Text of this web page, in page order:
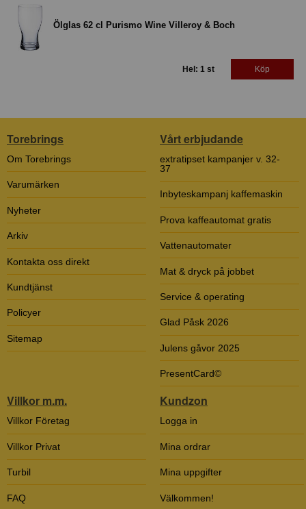
Ölglas 62 cl Purismo Wine Villeroy & Boch
Hel: 1 st Köp
Torebrings
Om Torebrings
Varumärken
Nyheter
Arkiv
Kontakta oss direkt
Kundtjänst
Policyer
Sitemap
Vårt erbjudande
extratipset kampanjer v. 32-
37
Inbyteskampanj kaffemaskin
Prova kaffeautomat gratis
Vattenautomater
Mat & dryck på jobbet
Service & operating
Glad Påsk 2026
Julens gåvor 2025
PresentCard©
Villkor m.m.
Villkor Företag
Villkor Privat
Turbil
FAQ
Kundzon
Logga in
Mina ordrar
Mina uppgifter
Välkommen!